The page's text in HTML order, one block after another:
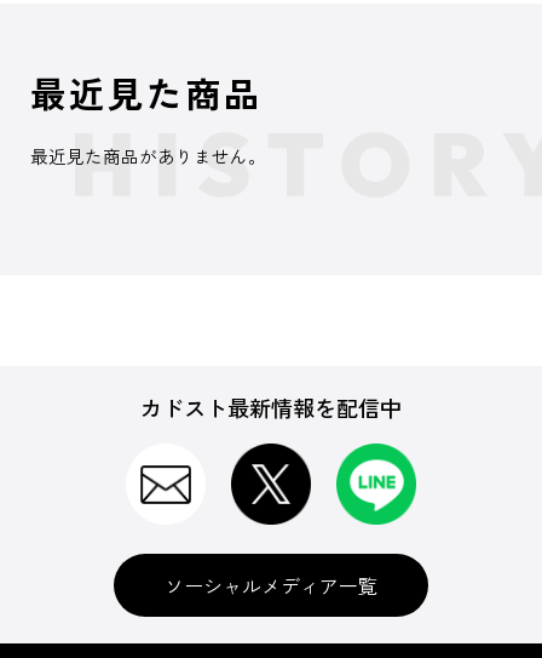
最近見た商品
最近見た商品がありません。
カドスト最新情報を配信中
ソーシャルメディア一覧